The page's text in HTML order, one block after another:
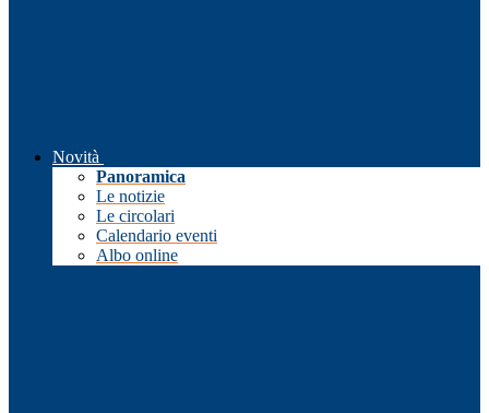
Novità
Panoramica
Le notizie
Le circolari
Calendario eventi
Albo online